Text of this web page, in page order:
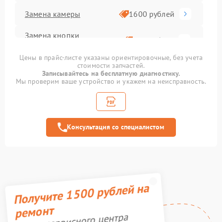
Замена камеры 1600 рублей
Замена кнопки
800 рублей
Замена аккумулятора 500 рублей
Замена задней крышки
Комплексная чистка 900 рублей
1100 рублей
Ремонт камеры
Цены в прайс-листе указаны ориентировочные, без учета
стоимости запчастей.
Записывайтесь на бесплатную диагностику.
Мы проверим ваше устройство и укажем на неисправность.
Консультация со специалистом
Получите 1500 рублей на
ремонт